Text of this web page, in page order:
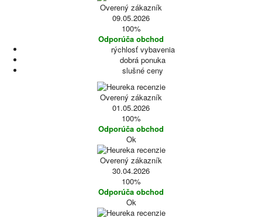
Overený zákazník
09.05.2026
100%
Odporúča obchod
rýchlosť vybavenia
dobrá ponuka
slušné ceny
Overený zákazník
01.05.2026
100%
Odporúča obchod
Ok
Overený zákazník
30.04.2026
100%
Odporúča obchod
Ok